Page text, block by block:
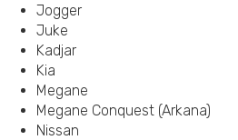
Jogger
Juke
Kadjar
Kia
Megane
Megane Conquest (Arkana)
Nissan